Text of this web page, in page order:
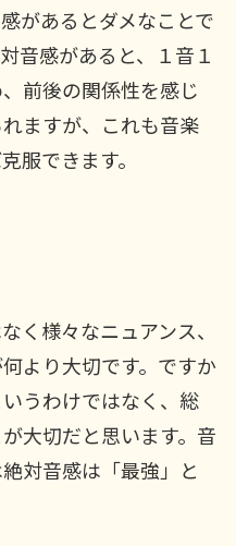
があるとダメなことで
音感があると、１音１
前後の関係性を感じ
ますが、これも音楽
服できます。
く様々なニュアンス、
より大切です。ですか
うわけではなく、総
大切だと思います。音
対音感は「最強」と